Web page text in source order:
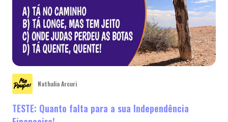
Nathalia Arcuri
TESTE: Quanto falta para a sua Independência